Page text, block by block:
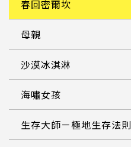
春回密爾坎
母親
沙漠冰淇淋
海嘯女孩
生存大師－極地生存法則